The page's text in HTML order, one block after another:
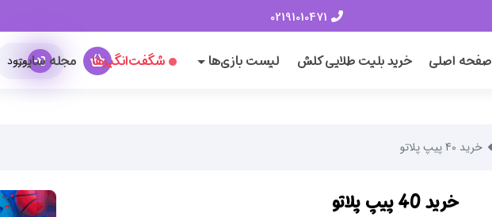
صفحه اصلی خرید بلیت طلایی کلش لیست بازی‌ها شگفت‌انگیزها مجله سایت
ورود
خرید 40 پیپ پلاتو
خرید 40 پیپ پلاتو